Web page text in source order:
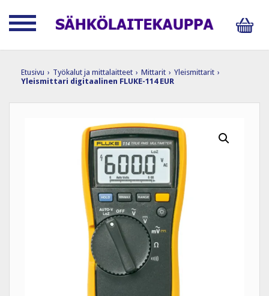
Etusivu › Työkalut ja mittalaitteet › Mittarit › Yleismittarit ›
Yleismittari digitaalinen FLUKE-114 EUR